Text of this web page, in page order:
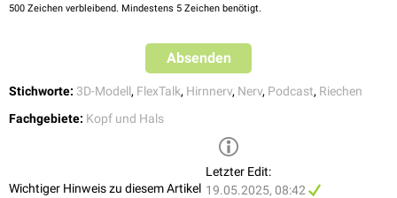
u.a. dasOlfaktorius-Neurozytom, dasOlfaktorius-Neuroblastom
500 Zeichen verbleibend. Mindestens 5 Zeichen benötigt.
Absenden
Stichworte: 3D-Modell, FlexTalk, Hirnnerv, Nerv, Podcast, Riechen
Fachgebiete: Kopf und Hals
Wichtiger Hinweis zu diesem Artikel
Letzter Edit:
19.05.2025, 08:42